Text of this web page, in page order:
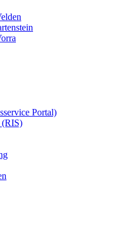
Portal)
(RIS)